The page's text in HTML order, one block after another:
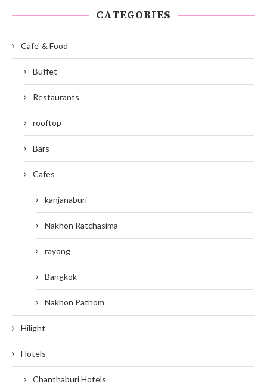
CATEGORIES
Cafe' & Food
Buffet
Restaurants
rooftop
Bars
Cafes
kanjanaburi
Nakhon Ratchasima
rayong
Bangkok
Nakhon Pathom
Hilight
Hotels
Chanthaburi Hotels